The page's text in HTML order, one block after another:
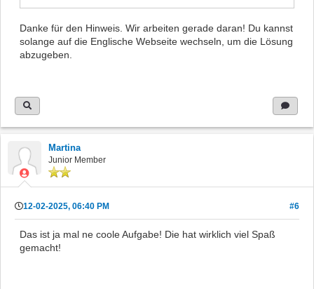
Danke für den Hinweis. Wir arbeiten gerade daran! Du kannst
solange auf die Englische Webseite wechseln, um die Lösung
abzugeben.
Martina
Junior Member
12-02-2025, 06:40 PM #6
Das ist ja mal ne coole Aufgabe! Die hat wirklich viel Spaß
gemacht!